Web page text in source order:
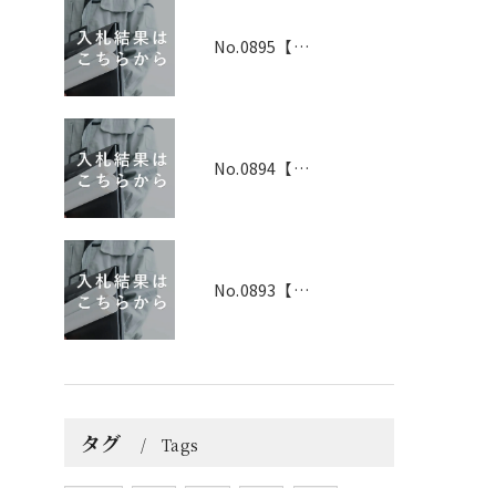
No.0895【京都】2026年6月1日 入札結果
No.0894【兵庫】2026年3月19日 入札結果
No.0893【兵庫】2026年3月25日 入札結果
タグ Tags